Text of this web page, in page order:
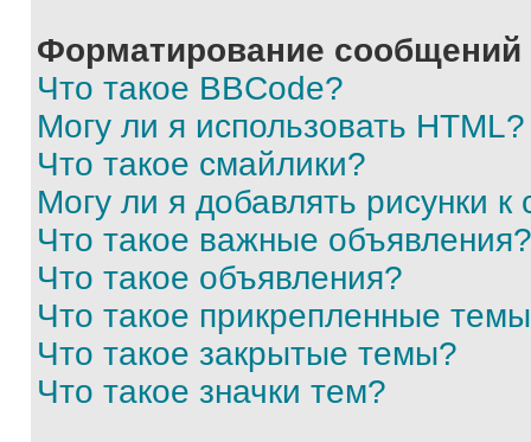
Форматирование
Что такое BBCode?
Могу ли я использовать HTML?
Что такое смайлики?
Могу ли я добавлять рисунки
Что такое важные объявления?
Что такое объявления?
Что такое прикрепленные
Что такое закрытые темы?
Что такое значки тем?